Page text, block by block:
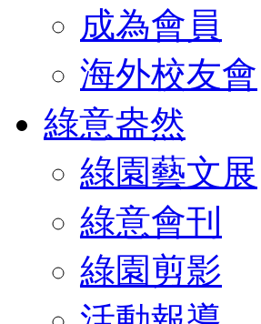
成為會員
海外校友會
綠意盎然
綠園藝文展
綠意會刊
綠園剪影